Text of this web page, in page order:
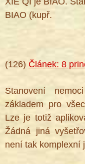
BIAO (kupř.
(126) Článek: 8
Stanovení
základem pro
Lze je totiž
Žádná jiná
není tak komplexní